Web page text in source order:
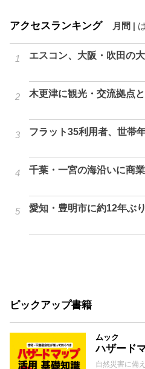
アクセスランキング 月間
エスコン、大阪・吹田の
木更津に観光・交流拠点
フラット35利用者、世帯
千葉・一宮の海沿いに商
愛知・豊明市に約12年ぶ
ピックアップ書籍
ムック
ハザード
自然災害に備